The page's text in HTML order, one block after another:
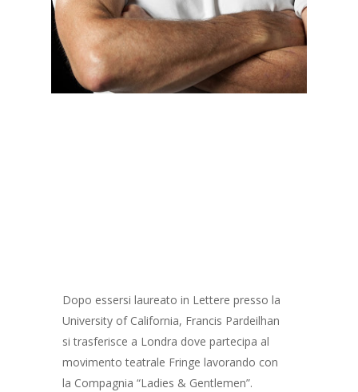
Dopo essersi laureato in Lettere presso la
University of California, Francis Pardeilhan
si trasferisce a Londra dove partecipa al
movimento teatrale Fringe lavorando con
la Compagnia “Ladies & Gentlemen”.